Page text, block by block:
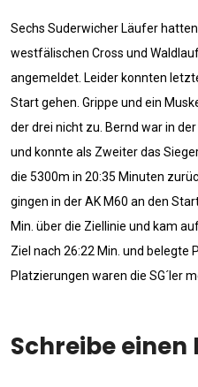
Sechs Suderwicher Läufer
westfälischen Cross und
angemeldet. Leider konnten
Start gehen. Grippe und ein
der drei nicht zu. Bernd war in
und konnte als Zweiter das
die 5300m in 20:35 Minuten
gingen in der AK M60 an den
Min. über die Ziellinie und kam
Ziel nach 26:22 Min. und belegte
Platzierungen waren die SG´ler
Schreibe